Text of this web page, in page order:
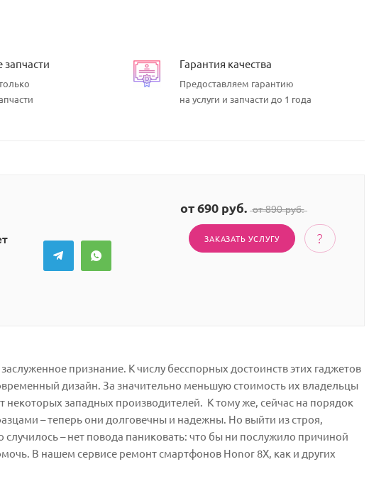
Гарантия качества
Предоставляем гарантию
на услуги и запчасти до 1 года
от 690 руб. ̶о̶т̶ ̶8̶9̶0̶ ̶р̶у̶б̶.̶
ЗАКАЗАТЬ УСЛУГУ
признание. К числу бесспорных достоинств этих гаджетов
дизайн. За значительно меньшую стоимость их владельцы
западных производителей. К тому же, сейчас на порядок
– теперь они долговечны и надежны. Но выйти из строя,
– нет повода паниковать: что бы ни послужило причиной
В нашем сервисе ремонт смартфонов Нonor 8X, как и других